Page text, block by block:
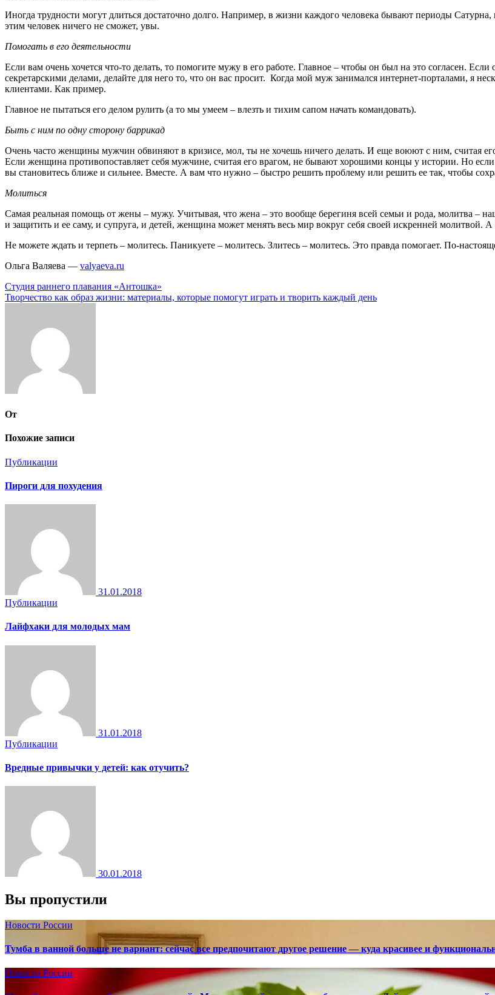
Иногда трудности могут длиться достаточно долго. Например, в жизни каждого человека бывают периоды Сатурна,
этим человек ничего не сможет, увы.
Помогать в его деятельности
Если вам очень хочется что-то делать, то помогите мужу в его работе. Главное – чтобы он был на это согласен.
секретарскими делами, делайте для него то, что он вас просит. Когда мой муж занимался интернет-порталами, я
клиентами. Как пример.
Главное не пытаться его делом рулить (а то мы умеем – влезть и тихим сапом начать командовать).
Быть с ним по одну сторону баррикад
Очень часто женщины мужчин обвиняют в кризисе, мол, ты не хочешь ничего делать. И еще воюют с ним, считая
Если женщина противопоставляет себя мужчине, считая его врагом, не бывают хорошими концы у истории. Но
вы становитесь ближе и сильнее. Вместе. А вам что нужно – быстро решить проблему или решить ее так, чтобы
Молиться
Самая реальная помощь от жены – мужу. Учитывая, что жена – это вообще берегиня всей семьи и рода, молитва –
и защитить и ее саму, и супруга, и детей, женщина может менять весь мир вокруг себя своей искренней молитвой.
Не можете ждать и терпеть – молитесь. Паникуете – молитесь. Злитесь – молитесь. Это правда помогает. По-
Ольга Валяева — valyaeva.ru
Навигация
по
Студия раннего плавания «Антошка»
Творчество как образ жизни: материалы, которые помогут играть и творить каждый день
От
Похожие записи
Публикации
Пироги для похудения
31.01.2018
Публикации
Лайфхаки для молодых мам
31.01.2018
Публикации
Вредные привычки у детей: как отучить?
30.01.2018
Вы пропустили
Новости России
Тумба в ванной больше не вариант: сейчас все предпочитают другое решение — куда красивее и
Новости России